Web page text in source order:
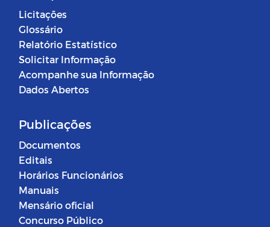
Licitações
Glossário
Relatório Estatístico
Solicitar Informação
Acompanhe sua Informação
Dados Abertos
Publicações
Documentos
Editais
Horários Funcionários
Manuais
Mensário oficial
Concurso Público